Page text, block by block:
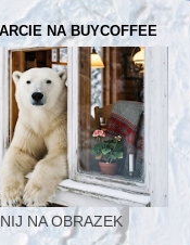
NA BUYCOFFEE
NA OBRAZEK